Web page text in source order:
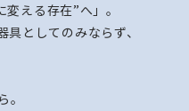
える存在”へ」。
としてのみならず、